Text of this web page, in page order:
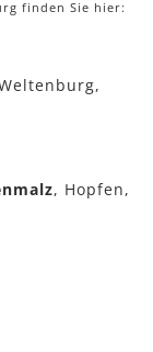
finden Sie hier:
, Hopfen,